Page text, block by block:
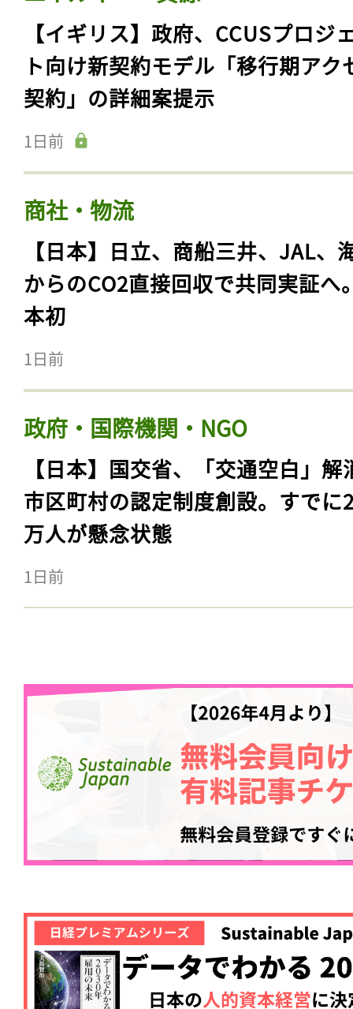
【イギリス】政府、CCUSプロジ
ト向け新契約モデル「移行期アク
契約」の詳細案提示
1日前
商社・物流
【日本】日立、商船三井、JAL、
からのCO2直接回収で共同実証へ
本初
1日前
政府・国際機関・NGO
【日本】国交省、「交通空白」解
市区町村の認定制度創設。すでに
万人が懸念状態
1日前
記事をお気に入りに
ログインが必